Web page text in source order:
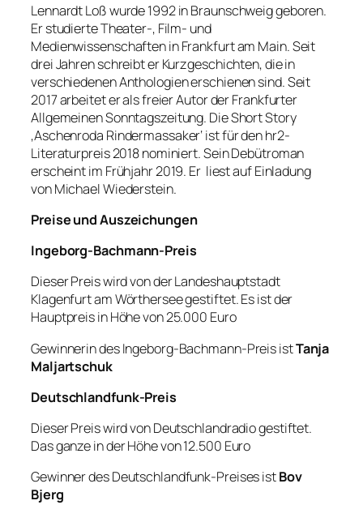
Lennardt Loß wurde 1992 in Braunschweig geboren.
Er studierte Theater-, Film- und
Medienwissenschaften in Frankfurt am Main. Seit
drei Jahren schreibt er Kurzgeschichten, die in
verschiedenen Anthologien erschienen sind. Seit
2017 arbeitet er als freier Autor der Frankfurter
Allgemeinen Sonntagszeitung. Die Short Story
‚Aschenroda Rindermassaker‘ ist für den hr2-
Literaturpreis 2018 nominiert. Sein Debütroman
erscheint im Frühjahr 2019. Er liest auf Einladung
von Michael Wiederstein.
Preise und Auszeichungen
Ingeborg-Bachmann-Preis
Dieser Preis wird von der Landeshauptstadt
Klagenfurt am Wörthersee gestiftet. Es ist der
Hauptpreis in Höhe von 25.000 Euro
Gewinnerin des Ingeborg-Bachmann-Preis istTanja
Maljartschuk
Deutschlandfunk-Preis
Dieser Preis wird von Deutschlandradio gestiftet.
Das ganze in der Höhe von 12.500 Euro
Gewinner des Deutschlandfunk-Preises istBov
Bjerg